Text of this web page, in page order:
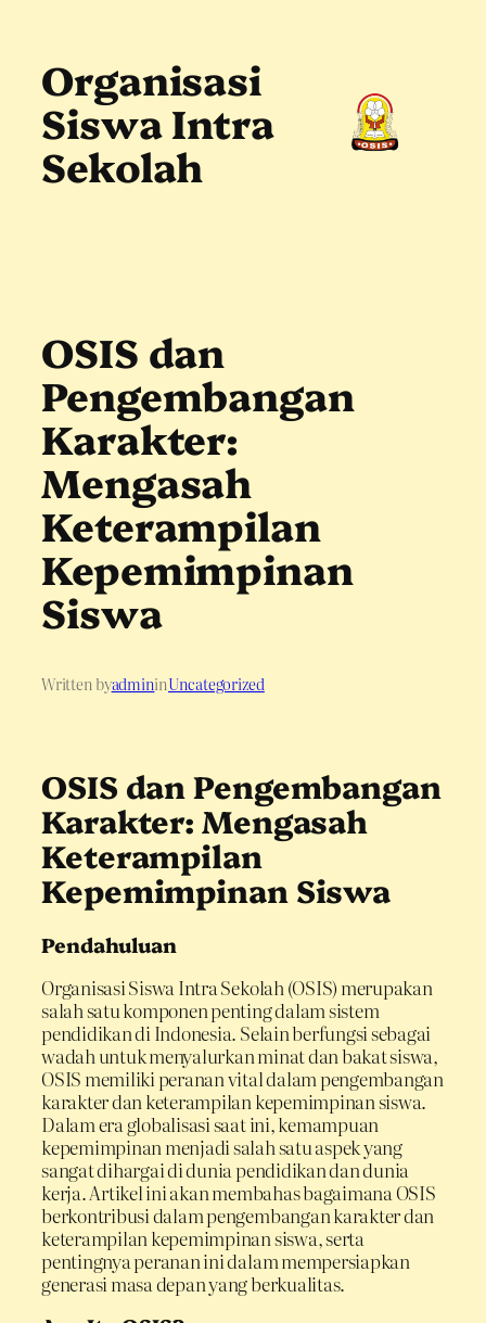
contentOrganisasi
Siswa Intra
Sekolah
OSIS dan
Pengembangan
Karakter:
Mengasah
Keterampilan
Kepemimpinan
Siswa
Written byadmininUncategorized
OSIS dan Pengembangan
Karakter: Mengasah
Keterampilan
Kepemimpinan Siswa
Pendahuluan
Organisasi Siswa Intra Sekolah (OSIS) merupakan
salah satu komponen penting dalam sistem
pendidikan di Indonesia. Selain berfungsi sebagai
wadah untuk menyalurkan minat dan bakat siswa,
OSIS memiliki peranan vital dalam pengembangan
karakter dan keterampilan kepemimpinan siswa.
Dalam era globalisasi saat ini, kemampuan
kepemimpinan menjadi salah satu aspek yang
sangat dihargai di dunia pendidikan dan dunia
kerja. Artikel ini akan membahas bagaimana OSIS
berkontribusi dalam pengembangan karakter dan
keterampilan kepemimpinan siswa, serta
pentingnya peranan ini dalam mempersiapkan
generasi masa depan yang berkualitas.